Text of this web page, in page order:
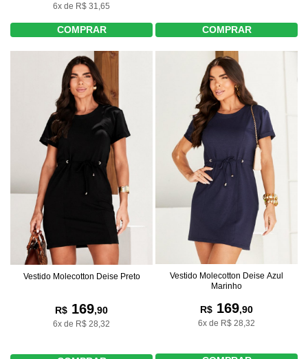
6x de R$ 31,65
COMPRAR COMPRAR
Vestido Molecotton Deise Preto
R$ 169,90
6x de R$ 28,32
Vestido Molecotton Deise Azul
Marinho
R$ 169,90
6x de R$ 28,32